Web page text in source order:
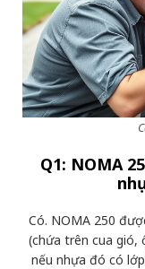
Q1: NOMA
Có. NOMA 250
(chứa trên cua gió,
nếu nhựa đó có